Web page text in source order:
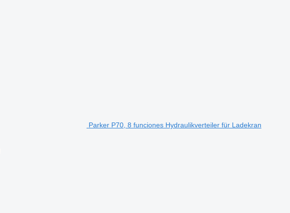
Parker P70, 8 funciones Hydraulikverteiler für Ladekran